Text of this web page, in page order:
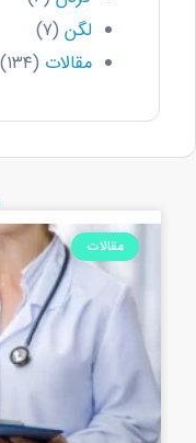
لگن (۷)
مقالات (۱۳۴)
مقالات